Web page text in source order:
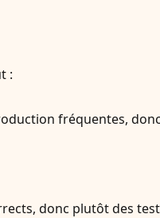
:
fréquentes,
donc plutôt des